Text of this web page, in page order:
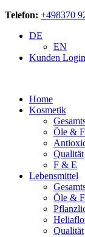
Telefon: +498370
DE
EN
Kunden Login
Home
Kosmetik
Öle &
Qualität
F & E
Lebensmittel
Öle &
Qualität